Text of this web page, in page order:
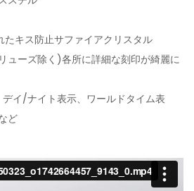
たキス防止サファイアクリスタル
ューズ除く)各所に詳細な刻印が綺麗に
イ/ナイト表示、ワールドタイム表
ど